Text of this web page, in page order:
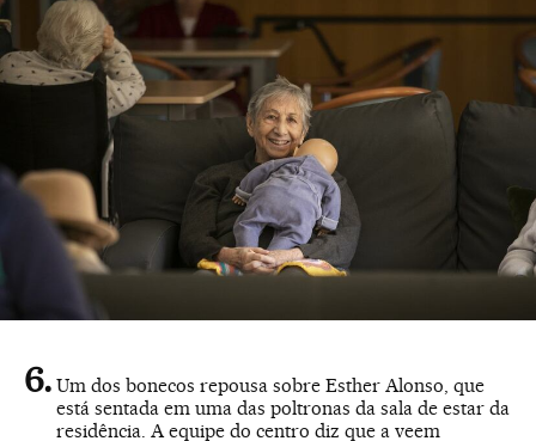
Um dos bonecos repousa sobre Esther Alonso, que
está sentada em uma das poltronas da sala de estar da
residência. A equipe do centro diz que a veem